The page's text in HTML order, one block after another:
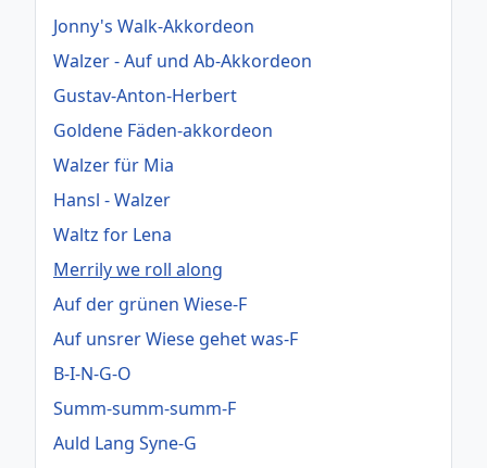
Jonny's Walk-Akkordeon
Walzer - Auf und Ab-Akkordeon
Gustav-Anton-Herbert
Goldene Fäden-akkordeon
Walzer für Mia
Hansl - Walzer
Waltz for Lena
Merrily we roll along
Auf der grünen Wiese-F
Auf unsrer Wiese gehet was-F
B-I-N-G-O
Summ-summ-summ-F
Auld Lang Syne-G